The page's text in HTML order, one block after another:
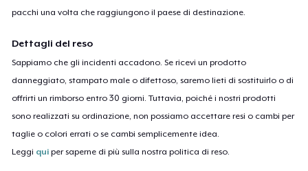
pacchi una volta che raggiungono il paese di destinazione.
Dettagli del reso
Sappiamo che gli incidenti accadono. Se ricevi un prodotto
danneggiato, stampato male o difettoso, saremo lieti di sostituirlo o di
offrirti un rimborso entro 30 giorni. Tuttavia, poiché i nostri prodotti
sono realizzati su ordinazione, non possiamo accettare resi o cambi per
taglie o colori errati o se cambi semplicemente idea.
Leggi qui per saperne di più sulla nostra politica di reso.